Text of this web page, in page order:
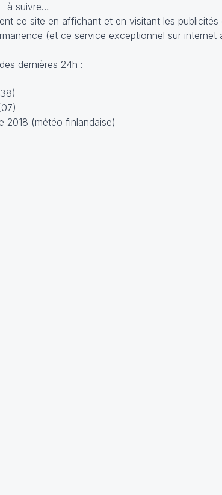
à suivre…
ce site en affichant et en visitant les
(et ce service exceptionnel sur internet
dernières 24h :
2018 (météo finlandaise)